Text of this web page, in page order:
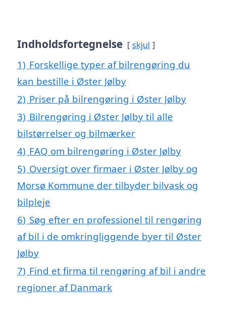
Indholdsfortegnelse skjul
1) Forskellige typer af bilrengøring du
kan bestille i Øster Jølby
2) Priser på bilrengøring i Øster Jølby
3) Bilrengøring i Øster Jølby til alle
bilstørrelser og bilmærker
4) FAQ om bilrengøring i Øster Jølby
5) Oversigt over firmaer i Øster Jølby og
Morsø Kommune der tilbyder bilvask og
bilpleje
6) Søg efter en professionel til rengøring
af bil i de omkringliggende byer til Øster
Jølby
7) Find et firma til rengøring af bil i andre
regioner af Danmark